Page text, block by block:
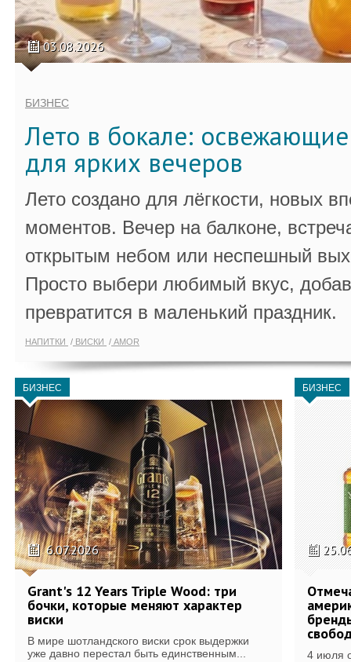
03.08.2026
БИЗНЕС
Лето в бокале:
для ярких вечеров
Лето создано для лёгкости, новых
моментов. Вечер на балконе,
открытым небом или неспешный
Просто выбери любимый вкус,
превратится в маленький праздник.
НАПИТКИ ВИСКИ AMOR
БИЗНЕС
6.07.2026
Grant's 12 Years Triple Wood: три
бочки, которые меняют характер
виски
В мире шотландского виски срок выдержки
уже давно перестал быть единственным...
БИЗНЕС
4 июля